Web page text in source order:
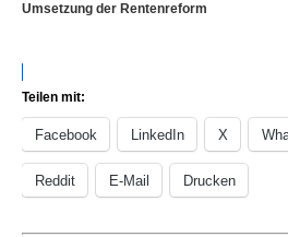
Umsetzung der Rentenreform
Teilen mit:
Facebook LinkedIn X
Reddit E-Mail Drucken